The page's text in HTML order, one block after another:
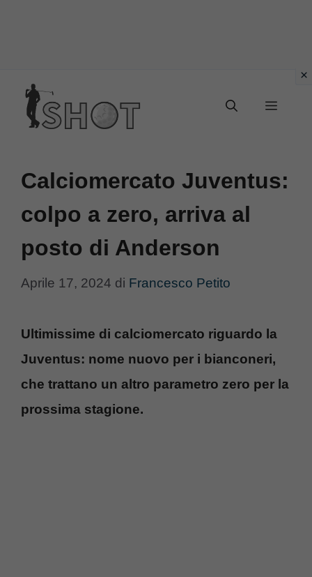
contenuto
Menu
Calciomercato Juventus:
colpo a zero, arriva al
posto di Anderson
Aprile 17, 2024 di Francesco Petito
Ultimissime di calciomercato riguardo la
Juventus: nome nuovo per i bianconeri,
che trattano un altro parametro zero per la
prossima stagione.